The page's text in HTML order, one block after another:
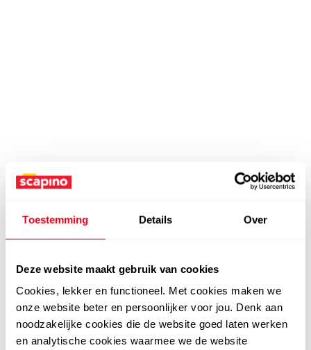
Toestemming Details Over
Deze website maakt gebruik van cookies
Cookies, lekker en functioneel. Met cookies maken we
onze website beter en persoonlijker voor jou. Denk aan
noodzakelijke cookies die de website goed laten werken
en analytische cookies waarmee we de website